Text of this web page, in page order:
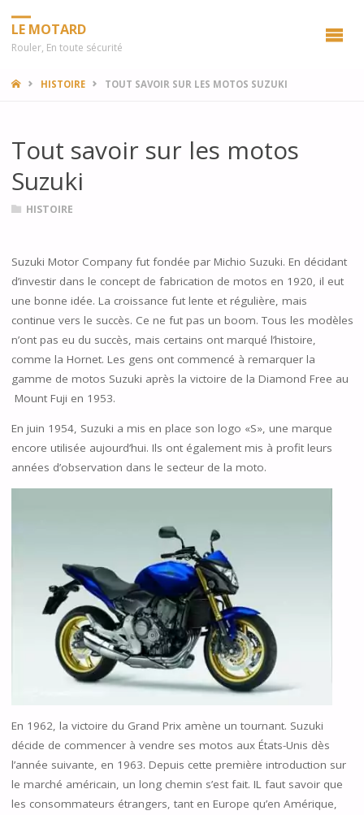
LE MOTARD
Rouler, En toute sécurité
HOMEHISTOIRE TOUT SAVOIR SUR LES MOTOS SUZUKI
Tout savoir sur les motos
Suzuki
HISTOIRE
Suzuki Motor Company fut fondée par Michio Suzuki. En décidant
d’investir dans le concept de fabrication de motos en 1920, il eut
une bonne idée. La croissance fut lente et régulière, mais
continue vers le succès. Ce ne fut pas un boom. Tous les modèles
n’ont pas eu du succès, mais certains ont marqué l’histoire,
comme la Hornet. Les gens ont commencé à remarquer la
gamme de motos Suzuki après la victoire de la Diamond Free au
Mount Fuji en 1953.
En juin 1954, Suzuki a mis en place son logo «S», une marque
encore utilisée aujourd’hui. Ils ont également mis à profit leurs
années d’observation dans le secteur de la moto.
En 1962, la victoire du Grand Prix amène un tournant. Suzuki
décide de commencer à vendre ses motos aux États-Unis dès
l’année suivante, en 1963. Depuis cette première introduction sur
le marché américain, un long chemin s’est fait. IL faut savoir que
les consommateurs étrangers, tant en Europe qu’en Amérique,